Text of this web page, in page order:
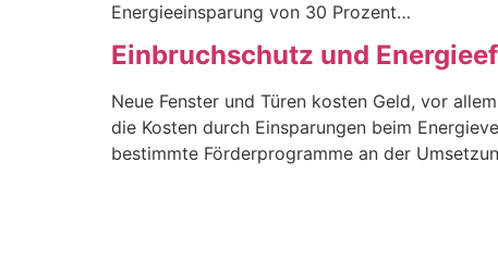
Energieeinsparung von 30 Prozent…
Einbruchschutz und
Neue Fenster und Türen kosten Geld, vor
die Kosten durch Einsparungen beim
bestimmte Förderprogramme an der